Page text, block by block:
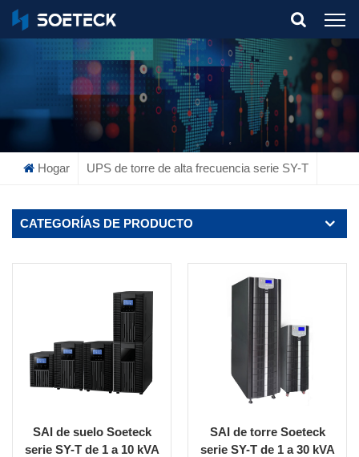
What Are You Looking For?
Hogar UPS de torre de alta frecuencia serie SY-T
CATEGORÍAS DE PRODUCTO
SAI de suelo Soeteck
serie SY-T de 1 a 10 kVA
SAI de torre Soeteck
serie SY-T de 1 a 30 kVA